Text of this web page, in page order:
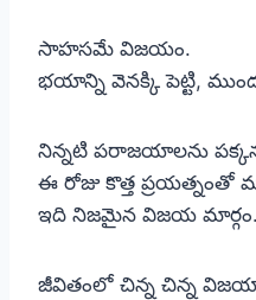
సాహసమే విజయం.
భయాన్ని వెనక్కి పెట్టి,
నిన్నటి పరాజయాలను పక్కన
ఈ రోజు కొత్త ప్రయత్నంతో
ఇది నిజమైన విజయ మార్గం.
జీవితంలో చిన్న చిన్న